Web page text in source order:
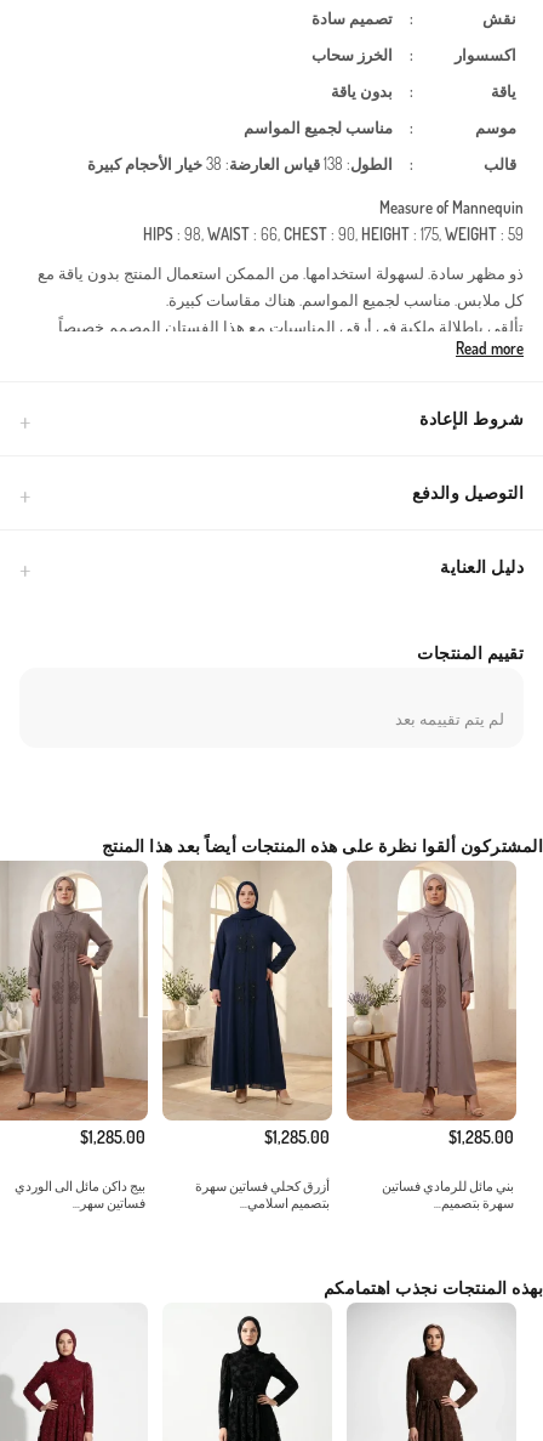
نقش
:
تصميم سادة
اكسسوار
: الخرز سحاب
ياقة
:
بدون ياقة
موسم
:
مناسب لجميع المواسم
قالب
: الطول: 138 قياس العارضة: 38 خيار الأحجام كبيرة
Measure of Mannequin
HIPS: 98,WAIST: 66,CHEST: 90, HEIGHT: 175,WEIGHT: 59
ذو مظهر سادة. لسهولة استخدامها. من الممكن استعمال المنتج بدون ياقة مع
كل ملابس. مناسب لجميع المواسم. هناك مقاسات كبيرة.
تألقي بإطلالة ملكية في أرقى المناسبات مع هذا الفستان المصمم خصيصاً
للمرأة العصرية التي تبحث عن الفخامة والحشمة. الفستان مصنوع من قماش
المزين بأحجار براقة تضفي لمسة من السحر على حضورك.نوع القماش:
بوليستر عالي الجودة، يتميز بمتانته وقدرته على الحفاظ على شكل
التل المنسدل لإعطاء مظهر أنثوي راقٍ.القصة: قصة قياسية مريحة تضمن لكِ
ليناسب الأجواء الاحتفالية مع مراعاة راحة الجسم، حيث يسمح النسيج بمرور
Made in Türkiye
Read more
شروط الإعادة
التوصيل والدفع
دليل العناية
تقييم المنتجات
لم يتم تقييمه بعد
المشتركون ألقوا نظرة على هذه المنتجات أيضاً بعد هذا المنتج
$1,285.00
بني مائل للرمادي فساتين
سهرة بتصميم...
$1,285.00
أزرق كحلي فساتين سهرة
بتصميم اسلامي...
$1,285.00
بيج داكن مائل الى الوردي
فساتين سهر...
بهذه المنتجات نجذب اهتمامكم